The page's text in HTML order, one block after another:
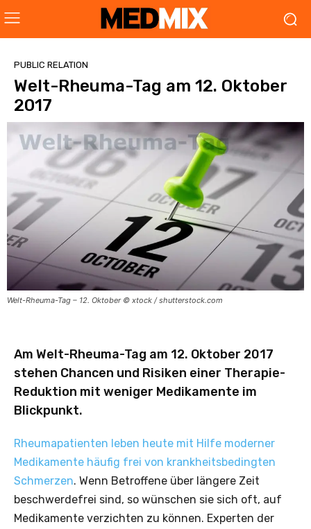
PUBLIC RELATION
Welt-Rheuma-Tag am 12. Oktober
2017
Welt-Rheuma-Tag – 12. Oktober © xtock / shutterstock.com
Am Welt-Rheuma-Tag am 12. Oktober 2017
stehen Chancen und Risiken einer Therapie-
Reduktion mit weniger Medikamente im
Blickpunkt.
Rheumapatienten leben heute mit Hilfe moderner
Medikamente häufig frei von krankheitsbedingten
Schmerzen. Wenn Betroffene über längere Zeit
beschwerdefrei sind, so wünschen sie sich oft, auf
Medikamente verzichten zu können. Experten der